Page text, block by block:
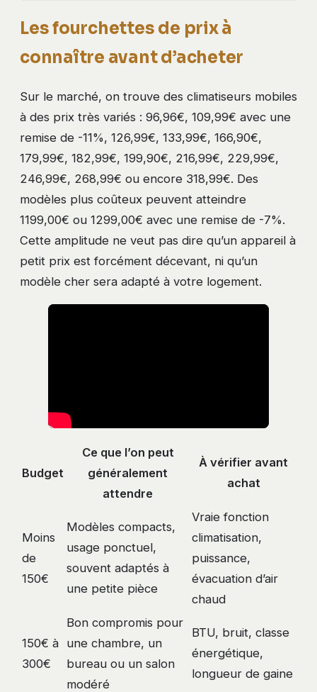
Les fourchettes de prix à
connaître avant d’acheter
Sur le marché, on trouve des climatiseurs mobiles
à des prix très variés : 96,96€, 109,99€ avec une
remise de -11%, 126,99€, 133,99€, 166,90€,
179,99€, 182,99€, 199,90€, 216,99€, 229,99€,
246,99€, 268,99€ ou encore 318,99€. Des
modèles plus coûteux peuvent atteindre
1199,00€ ou 1299,00€ avec une remise de -7%.
Cette amplitude ne veut pas dire qu’un appareil à
petit prix est forcément décevant, ni qu’un
modèle cher sera adapté à votre logement.
Budget
Ce que l’on peut
généralement
attendre
À vérifier avant
achat
Moins
de
150€
Modèles compacts,
usage ponctuel,
souvent adaptés à
une petite pièce
Vraie fonction
climatisation,
puissance,
évacuation d’air
chaud
150€ à
300€
Bon compromis pour
une chambre, un
bureau ou un salon
modéré
BTU, bruit, classe
énergétique,
longueur de gaine